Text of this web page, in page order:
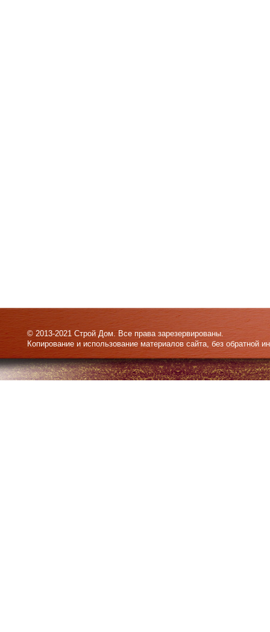
© 2013-2021 Строй Дом. Все права зарезервированы.
Копирование и использование материалов сайта, без обратной